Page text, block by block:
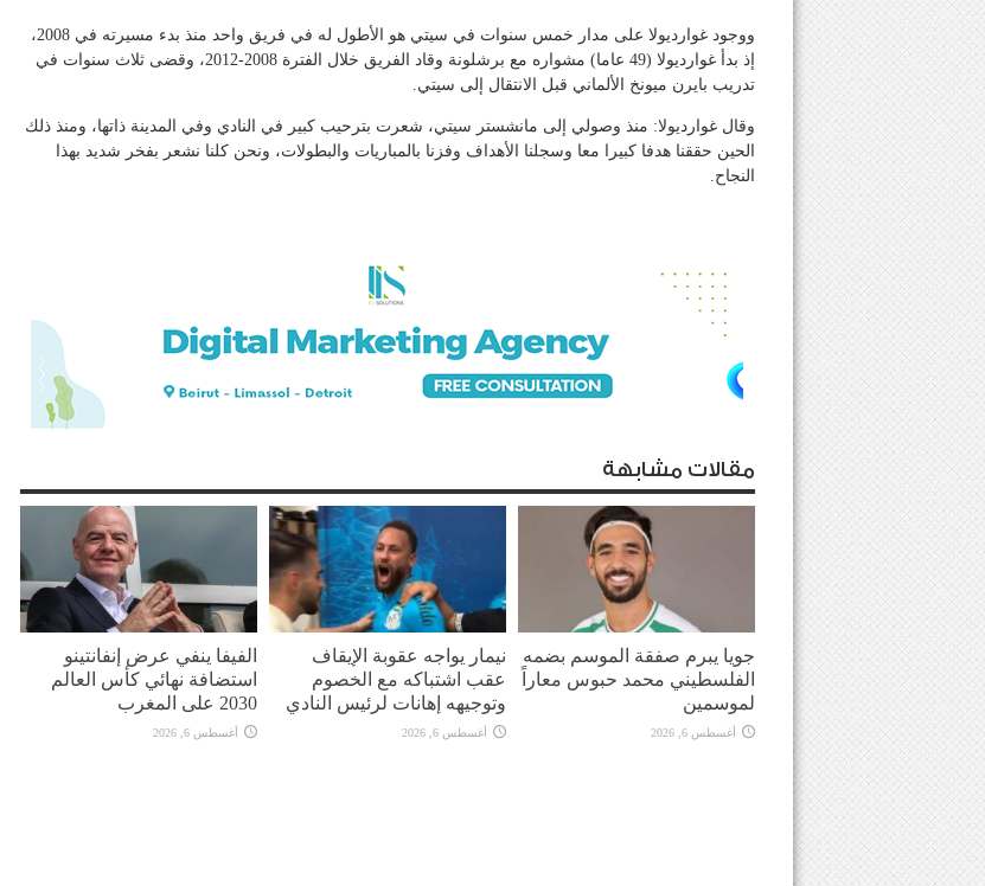
ووجود غوارديولا على مدار خمس سنوات في سيتي هو الأطول له في فريق واحد منذ بدء مسيرته في 2008،
إذ بدأ غوارديولا (49 عاما) مشواره مع برشلونة وقاد الفريق خلال الفترة 2008-2012، وقضى ثلاث سنوات في
تدريب بايرن ميونخ الألماني قبل الانتقال إلى سيتي.
وقال غوارديولا: منذ وصولي إلى مانشستر سيتي، شعرت بترحيب كبير في النادي وفي المدينة ذاتها، ومنذ ذلك
الحين حققنا هدفا كبيرا معا وسجلنا الأهداف وفزنا بالمباريات والبطولات، ونحن كلنا نشعر بفخر شديد بهذا
النجاح.
مقالات مشابهة
جويا يبرم صفقة الموسم بضمه
الفلسطيني محمد حبوس معاراً
لموسمين
أغسطس 6, 2026
نيمار يواجه عقوبة الإيقاف
عقب اشتباكه مع الخصوم
وتوجيهه إهانات لرئيس النادي
أغسطس 6, 2026
الفيفا ينفي عرض إنفانتينو
استضافة نهائي كأس العالم
2030 على المغرب
أغسطس 6, 2026